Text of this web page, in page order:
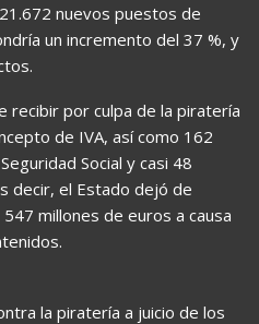
nuevos puestos de
un incremento del 37 %, y
recibir por culpa de la piratería
de IVA, así como 162
Social y casi 48
decir, el Estado dejó de
millones de euros a causa
la piratería a juicio de los